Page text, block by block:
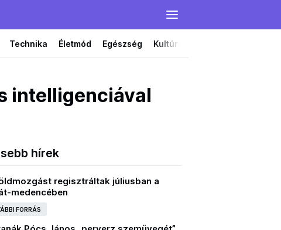
Technika Életmód Egészség Kultúra
intelligenciával
hírek
regisztráltak júliusban a
medencében
FORRÁS